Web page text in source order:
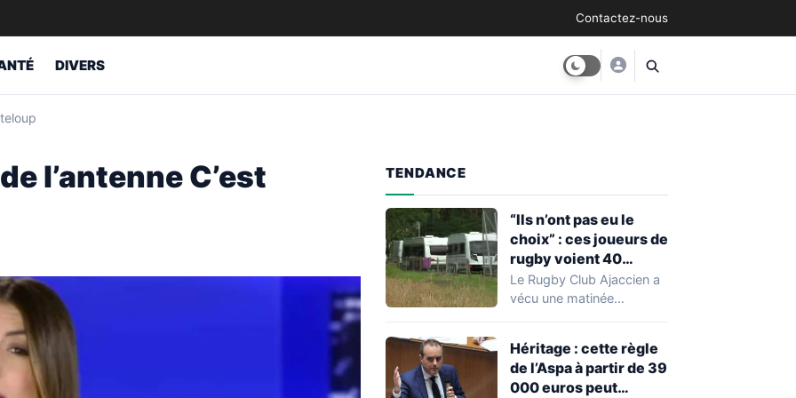
Contactez-nous
DIVERS
l’antenne C’est
TENDANCE
“Ils n’ont pas eu le
choix” : ces joueurs de
rugby voient 40
caravanes de gens du
voyage s’installer
heure
Le Rugby Club Ajaccien a
vécu une matinée
découverte d'une…
Héritage : cette règle
de l’Aspa à partir de 39
000 euros peut